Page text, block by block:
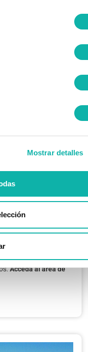
Mostrar detalles
TÉCNICA
Peligrosas
Acceda al área de